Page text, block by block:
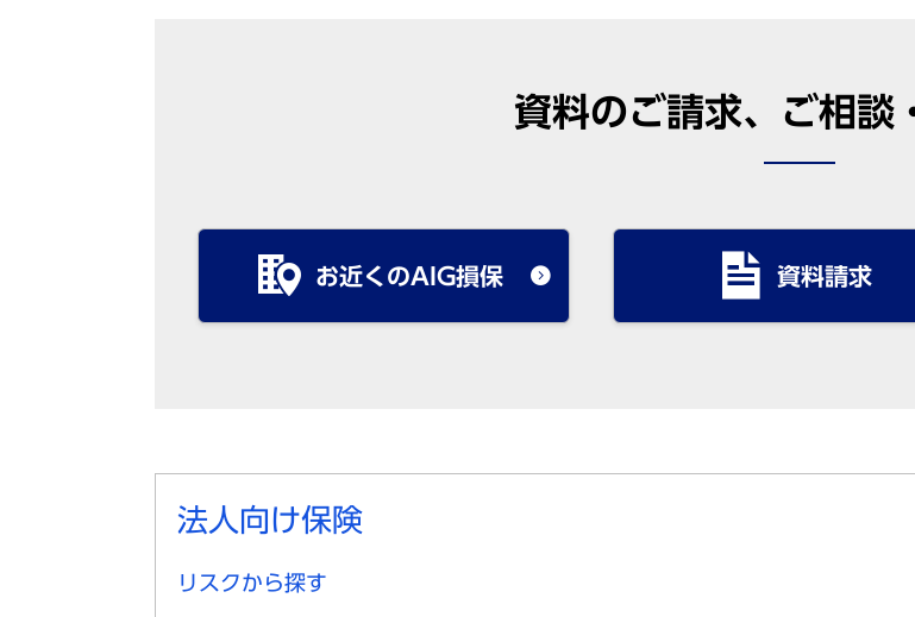
資料のご請求、ご相談
お近くのAIG損保 資料請求
法人向け保険
リスクから探す